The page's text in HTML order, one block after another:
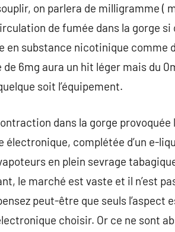
on parlera de milligramme (
de fumée dans la gorge
en substance nicotinique comme
6mg aura un hit léger mais du
soit l’équipement.
dans la gorge provoquée
complétée d’un e-
en plein sevrage
le marché est vaste et il n’est
peut-être que seuls l’aspect
choisir. Or ce ne sont